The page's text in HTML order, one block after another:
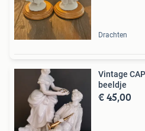
Drachten
Vintage
beeldje
€ 45,00